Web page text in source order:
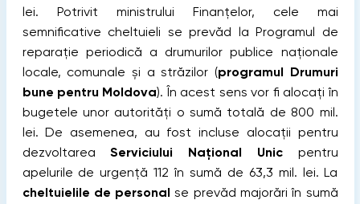
lei. Potrivit ministrului Finanţelor, cele mai
semnificative cheltuieli se prevăd la Programul de
reparație periodică a drumurilor publice naționale
locale, comunale și a străzilor (programul Drumuri
bune pentru Moldova). În acest sens vor fi alocați în
bugetele unor autorități o sumă totală de 800 mil.
lei. De asemenea, au fost incluse alocații pentru
dezvoltareaServiciului Național Unicpentru
apelurile de urgență 112 în sumă de 63,3 mil. lei. La
cheltuielile de personal se prevăd majorări în sumă